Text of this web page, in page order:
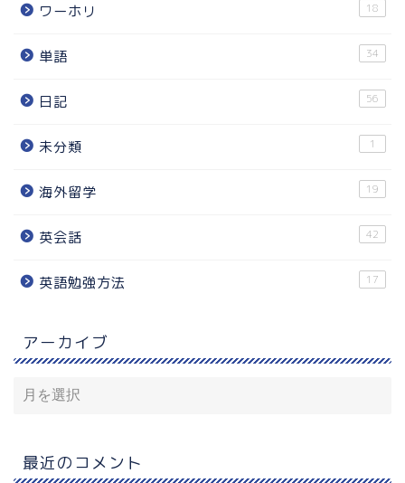
ワーホリ 18
単語 34
日記 56
未分類 1
海外留学 19
英会話 42
英語勉強方法 17
アーカイブ
最近のコメント